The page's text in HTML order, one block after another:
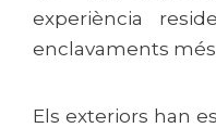
experiència
enclavaments
Els exteriors han